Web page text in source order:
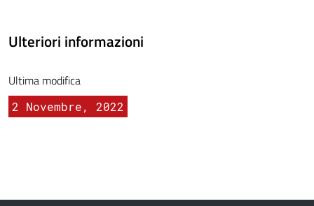
Ulteriori informazioni
Ultima modifica
2 Novembre, 2022